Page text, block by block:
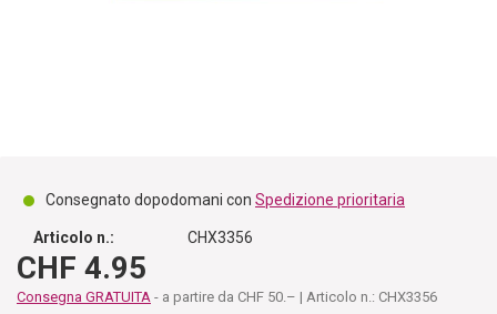
Consegnato dopodomani con Spedizione prioritaria
Articolo n.: CHX3356
CHF 4.95
Consegna GRATUITA - a partire da CHF 50.– | Articolo n.: CHX3356